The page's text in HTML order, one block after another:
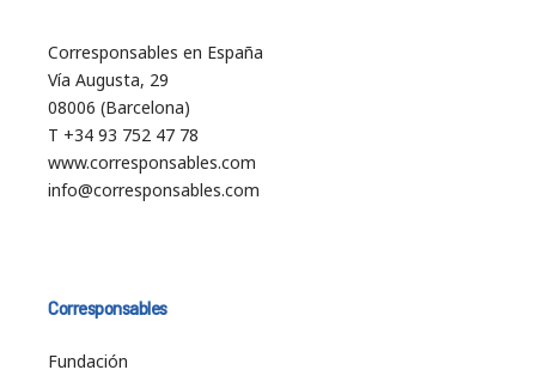
Corresponsables en España
Vía Augusta, 29
08006 (Barcelona)
T +34 93 752 47 78
www.corresponsables.com
info@corresponsables.com
Corresponsables
Fundación